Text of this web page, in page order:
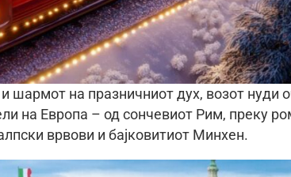
шармот на празничниот дух, возот нуди
на Европа – од сончевиот Рим, преку
врвови и бајковитиот Минхен.